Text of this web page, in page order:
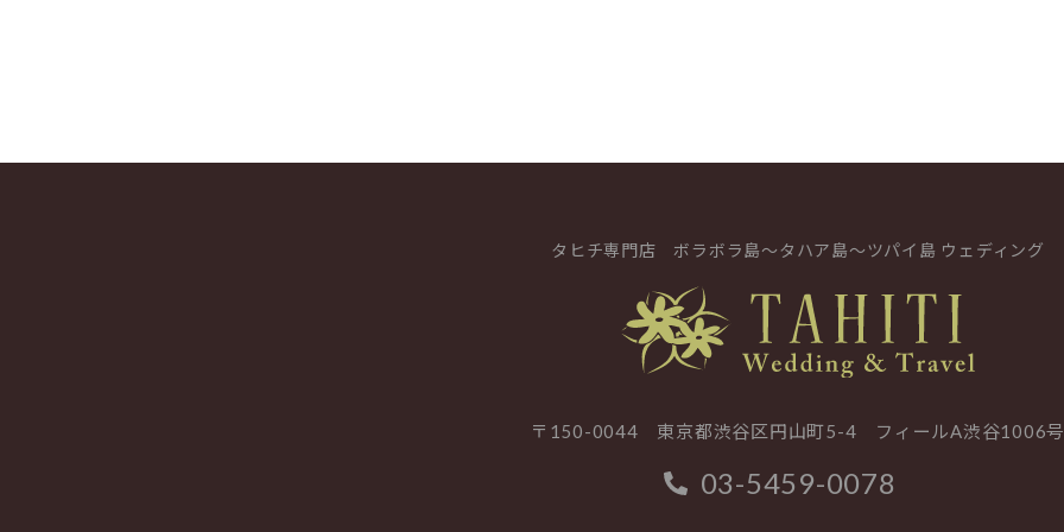
タヒチ専門店ボラボラ島～タハア島～ツパイ島 ウェディング
〒150-0044 東京都渋谷区円山町5-4 フィールA渋谷1006
03-5459-0078